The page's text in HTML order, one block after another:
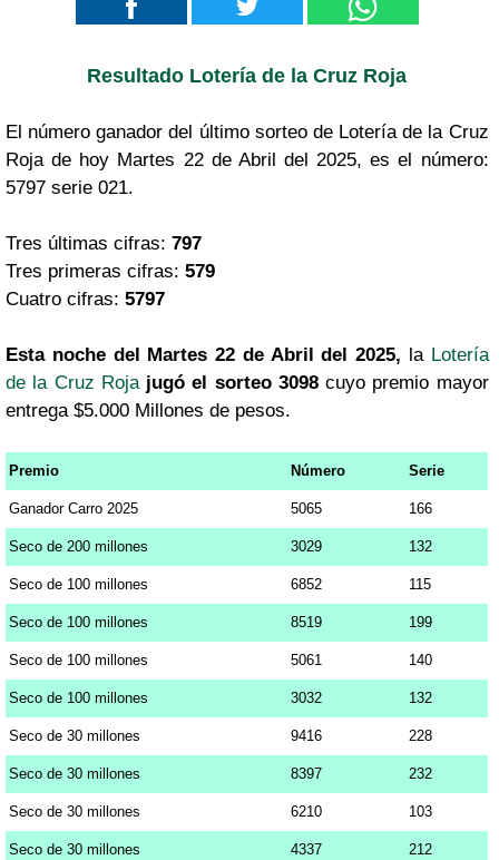
Resultado Lotería de la Cruz Roja
El número ganador del último sorteo de Lotería de la Cruz
Roja de hoy Martes 22 de Abril del 2025, es el número:
5797 serie 021.
Tres últimas cifras: 797
Tres primeras cifras: 579
Cuatro cifras: 5797
Esta noche del Martes 22 de Abril del 2025, la Lotería
de la Cruz Roja jugó el sorteo 3098cuyo premio mayor
entrega $5.000 Millones de pesos.
Premio Número Serie
Ganador Carro 2025 5065 166
Seco de 200 millones 3029 132
Seco de 100 millones 6852 115
Seco de 100 millones 8519 199
Seco de 100 millones 5061 140
Seco de 100 millones 3032 132
Seco de 30 millones 9416 228
Seco de 30 millones 8397 232
Seco de 30 millones 6210 103
Seco de 30 millones 4337 212